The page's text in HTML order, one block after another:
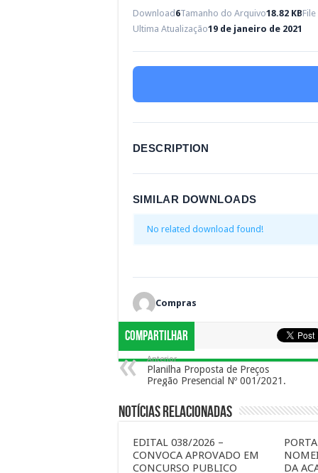
Download 6Tamanho do Arquivo18.82 KB
Ultima Atualização19 de janeiro de 2021
DESCRIPTION
SIMILAR DOWNLOADS
No related download found!
Compras
Compartilhar
Anterior
Planilha Proposta de Preços
Pregão Presencial Nº 001/2021.
Notícias Relacionadas
EDITAL 038/2026 –
CONVOCA APROVADO EM
CONCURSO PUBLICO
DA